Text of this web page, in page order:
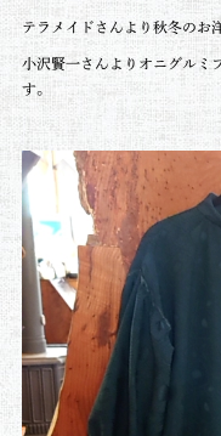
テラメイドさんより秋冬のお
小沢賢一さんよりオニグルミ
す。⁡⁡